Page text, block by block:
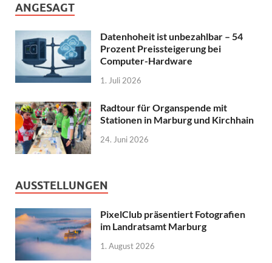
ANGESAGT
Datenhoheit ist unbezahlbar – 54
Prozent Preissteigerung bei
Computer-Hardware
1. Juli 2026
Radtour für Organspende mit
Stationen in Marburg und Kirchhain
24. Juni 2026
AUSSTELLUNGEN
PixelClub präsentiert Fotografien
im Landratsamt Marburg
1. August 2026